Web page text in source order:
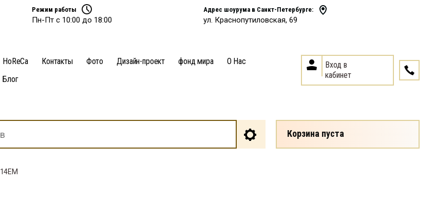
Режим работы
Пн-Пт с 10:00 до 18:00
Адрес шоурума в Санкт-Петербурге:
ул. Краснопутиловская, 69
HoReCa Контакты Фото Дизайн-проект фонд мира
О Нас
Блог
Вход в
кабинет
Корзина пуста